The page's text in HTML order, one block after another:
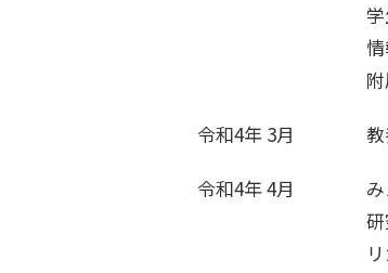
令和4年 3月
令和4年 4月